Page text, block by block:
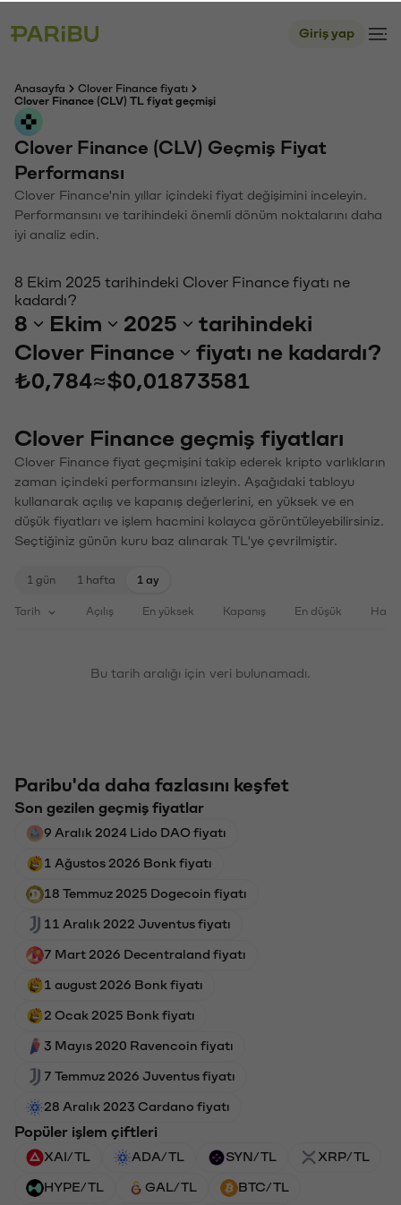
Giriş yap
Anasayfa
Clover Finance fiyatı
Clover Finance (CLV) TL fiyat geçmişi
Clover Finance (CLV) Geçmiş Fiyat
Performansı
Clover Finance'nin yıllar içindeki fiyat değişimini inceleyin.
Performansını ve tarihindeki önemli dönüm noktalarını daha
iyi analiz edin.
8 Ekim 2025 tarihindeki Clover Finance fiyatı ne
kadardı?
8 Ekim 2025
tarihindeki
Clover Finance
fiyatı ne kadardı?
₺0,784≈$0,01873581
Clover Finance geçmiş fiyatları
Clover Finance fiyat geçmişini takip ederek kripto varlıkların
zaman içindeki performansını izleyin. Aşağıdaki tabloyu
kullanarak açılış ve kapanış değerlerini, en yüksek ve en
düşük fiyatları ve işlem hacmini kolayca görüntüleyebilirsiniz.
Seçtiğiniz günün kuru baz alınarak TL'ye çevrilmiştir.
1 gün 1 hafta 1 ay
Tarih Açılış En yüksek Kapanış En düşük
Bu tarih aralığı için veri bulunamadı.
Paribu'da daha fazlasını keşfet
Son gezilen geçmiş fiyatlar
9 Aralık 2024 Lido DAO fiyatı
1 Ağustos 2026 Bonk fiyatı
18 Temmuz 2025 Dogecoin fiyatı
11 Aralık 2022 Juventus fiyatı
7 Mart 2026 Decentraland fiyatı
1 august 2026 Bonk fiyatı
2 Ocak 2025 Bonk fiyatı
3 Mayıs 2020 Ravencoin fiyatı
7 Temmuz 2026 Juventus fiyatı
28 Aralık 2023 Cardano fiyatı
Popüler işlem çiftleri
XAI/TL ADA/TL SYN/TL XRP/TL
HYPE/TL GAL/TL BTC/TL